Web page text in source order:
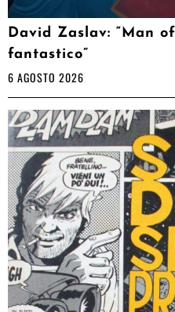
David Zaslav: “Man
fantastico”
6 AGOSTO 2026